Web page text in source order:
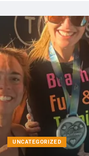
UNCATEGORIZED